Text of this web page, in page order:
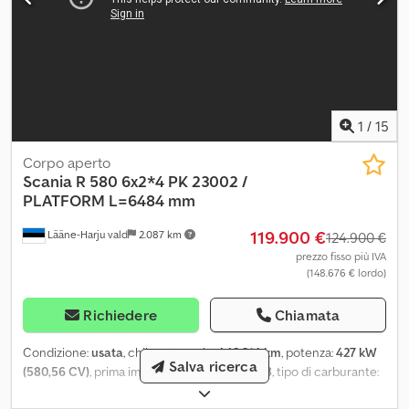
1 / 15
Lääne-Harju vald 2.087 km
Corpo aperto
Scania R 580 6x2*4 PK 23002 /
PLATFORM L=6484 mm
119.900 €124.900 €
prezzo fisso più IVA
(148.676 € lordo)
Richiedere Chiamata
Condizione:usata, chilometraggio:442.314 km, potenza:427 kW
(580,56 CV), prima immatricolazione:02/2018, tipo di carburante:
, configurazione degli assi:6x2
Salva ricerca